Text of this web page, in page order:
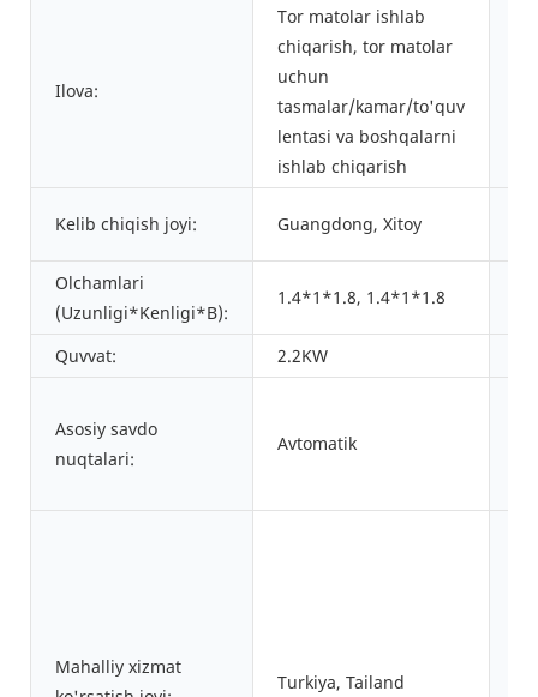
Ilova:
Tor matolar ishlab
chiqarish, tor matolar
uchun
tasmalar/kamar/to'quv
lentasi va boshqalarni
ishlab chiqarish
Kelib chiqish joyi: Guangdong, Xitoy
Olchamlari
(Uzunligi*Kenligi*B):
1.4*1*1.8, 1.4*1*1.8
Quvvat: 2.2KW
Asosiy savdo
nuqtalari:
Avtomatik
Mahalliy xizmat
Turkiya, Tailand